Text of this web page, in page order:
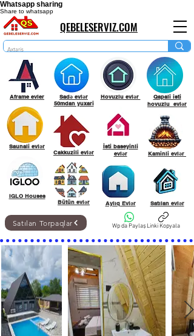
Whatsapp sharing
Share to whatsapp
QEBELESERVIZ.COM
Aframe evler
Saunali evlər
IGLO Houses
Sadə evlər
50mdan yuxari
Cakkuzili evlər
Bütün evlər
Hovuzlu evlər
İsti baseyinli
evlər
Aylıq Evlər
Qapali isti
hovuzlu evlər
Kaminli evlər
Satılan evlər
Wp da PaylaşLinki Kopyala
Satılan Torpaqlar